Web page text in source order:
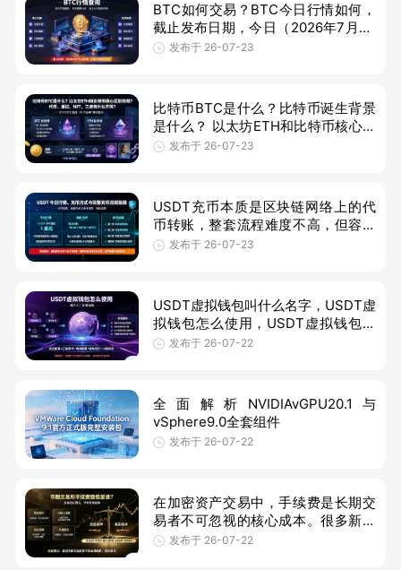
BTC如何交易？BTC今日行情如何，
截止发布日期，今日（2026年7月23
日）比特币（BTC）价格约为6.55万
发布于 26-07-23
比特币BTC是什么？比特币诞生背景
是什么？ 以太坊ETH和比特币核心区
别在哪？代币、通证、NFT，三者有
发布于 26-07-23
USDT充币本质是区块链网络上的代
币转账，整套流程难度不高，但容错
率极低，一次操作失误就可能造成全
发布于 26-07-23
USDT虚拟钱包叫什么名字，USDT虚
拟钱包怎么使用，USDT虚拟钱包使
用教程，首先USDT（泰达币）作为
发布于 26-07-22
全面解析NVIDIAvGPU20.1与
vSphere9.0全套组件
发布于 26-07-22
在加密资产交易中，手续费是长期交
易者不可忽视的核心成本。很多新手
只关注公示基础费率，却忽略
发布于 26-07-22